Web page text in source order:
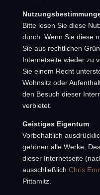
Bitte lesen Sie diese
durch. Wenn Sie diese
Sie aus rechtlichen
Internetseite wieder zu
Sie einem Recht
Wohnsitz oder
den Besuch dieser
verbietet.
Geistiges Eigentum:
Vorbehaltlich
gehören alle Werke,
dieser Internetseite
ausschließlich Chris
Pittamitz.